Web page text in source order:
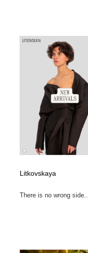
Litkovskaya
There is no wrong side...